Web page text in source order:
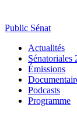
Public Sénat
Actualités
Sénatoriales
Émissions
Podcasts
Programme